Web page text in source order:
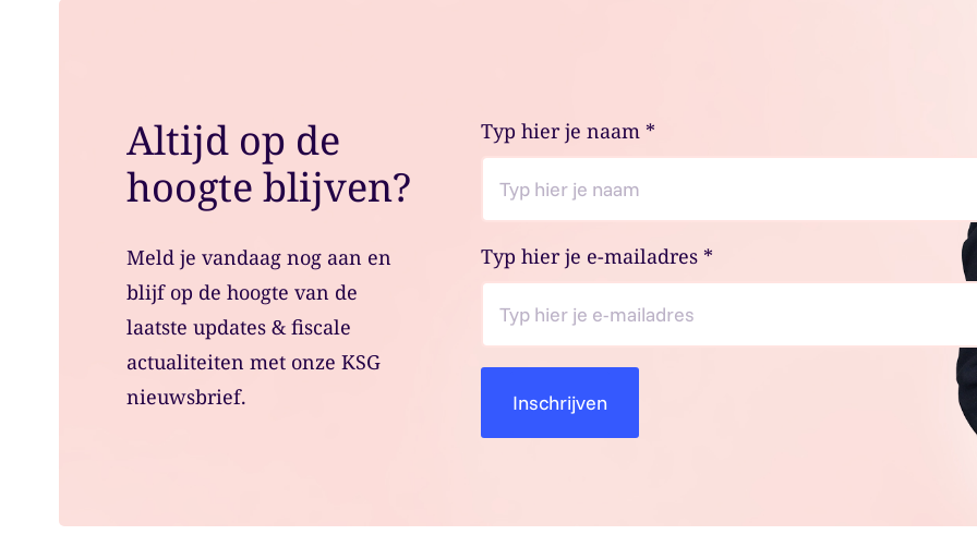
Altijd op de
hoogte blijven?
Meld je vandaag nog aan en
blijf op de hoogte van de
laatste updates & fiscale
actualiteiten met onze KSG
nieuwsbrief.
Typ hier je naam *
Typ hier je e-mailadres *